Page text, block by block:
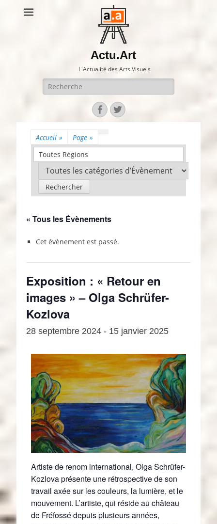
Actu.Art
L'Actualité des Arts Visuels
Recherche
pour:
Facebook
Twitter
Accueil » Page »
Toutes Régions
« Tous les Évènements
Cet évènement est passé.
Exposition : « Retour en
images » – Olga Schrüfer-
Kozlova
28 septembre 2024 - 15 janvier 2025
Artiste de renom international, Olga Schrüfer-
Kozlova présente une rétrospective de son
travail axée sur les couleurs, la lumière, et le
mouvement. L’artiste, qui réside au château
de Fréfossé depuis plusieurs années,